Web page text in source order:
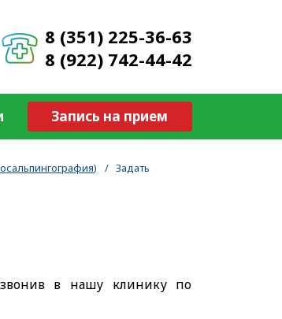
8 (351) 225-36-63
8 (922) 742-44-42
Запись на прием
/ Задать
в нашу клинику по